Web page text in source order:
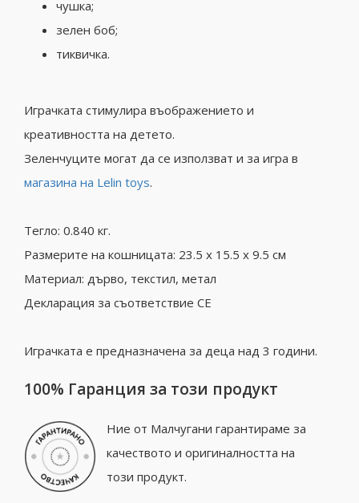
чушка;
зелен боб;
тиквичка.
Играчката стимулира въображението и
креативността на детето.
Зеленчуците могат да се използват и за игра в
магазина на Lelin toys.
Тегло: 0.840 кг.
Размерите на кошницата: 23.5 x 15.5 x 9.5 см
Материал: дърво, текстил, метал
Декларация за съответствие CE
Играчката е предназначена за деца над 3 години.
100% Гаранция за този продукт
Ние от Малчугани гарантираме за
качеството и оригиналността на
този продукт.